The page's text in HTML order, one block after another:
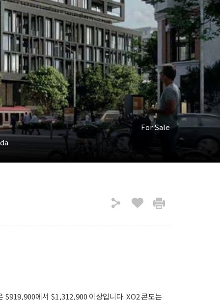
For Sale
에서 $1,312,900 이상입니다. XO2 콘도는